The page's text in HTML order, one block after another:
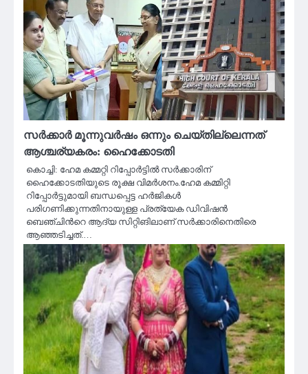
സർക്കാർ മൂന്നുവര്‍ഷം ഒന്നും ചെയ്തില്ലെന്നത്
ആശ്ചര്യകരം: ഹൈക്കോടതി
കൊച്ചി: ഹേമ കമ്മറ്റി റിപ്പോർട്ടിൽ സർക്കാരിന്
ഹൈക്കോടതിയുടെ രൂക്ഷ വിമർശനം.ഹേമ കമ്മിറ്റി
റിപ്പോര്‍ട്ടുമായി ബന്ധപ്പെട്ട ഹര്‍ജികള്‍
പരിഗണിക്കുന്നതിനായുള്ള പ്രത്യേക ഡിവിഷൻ
ബെഞ്ചിന്‍റെ ആദ്യ സിറ്റിങിലാണ് സര്‍ക്കാരിനെതിരെ
ആഞ്ഞടിച്ചത്.…